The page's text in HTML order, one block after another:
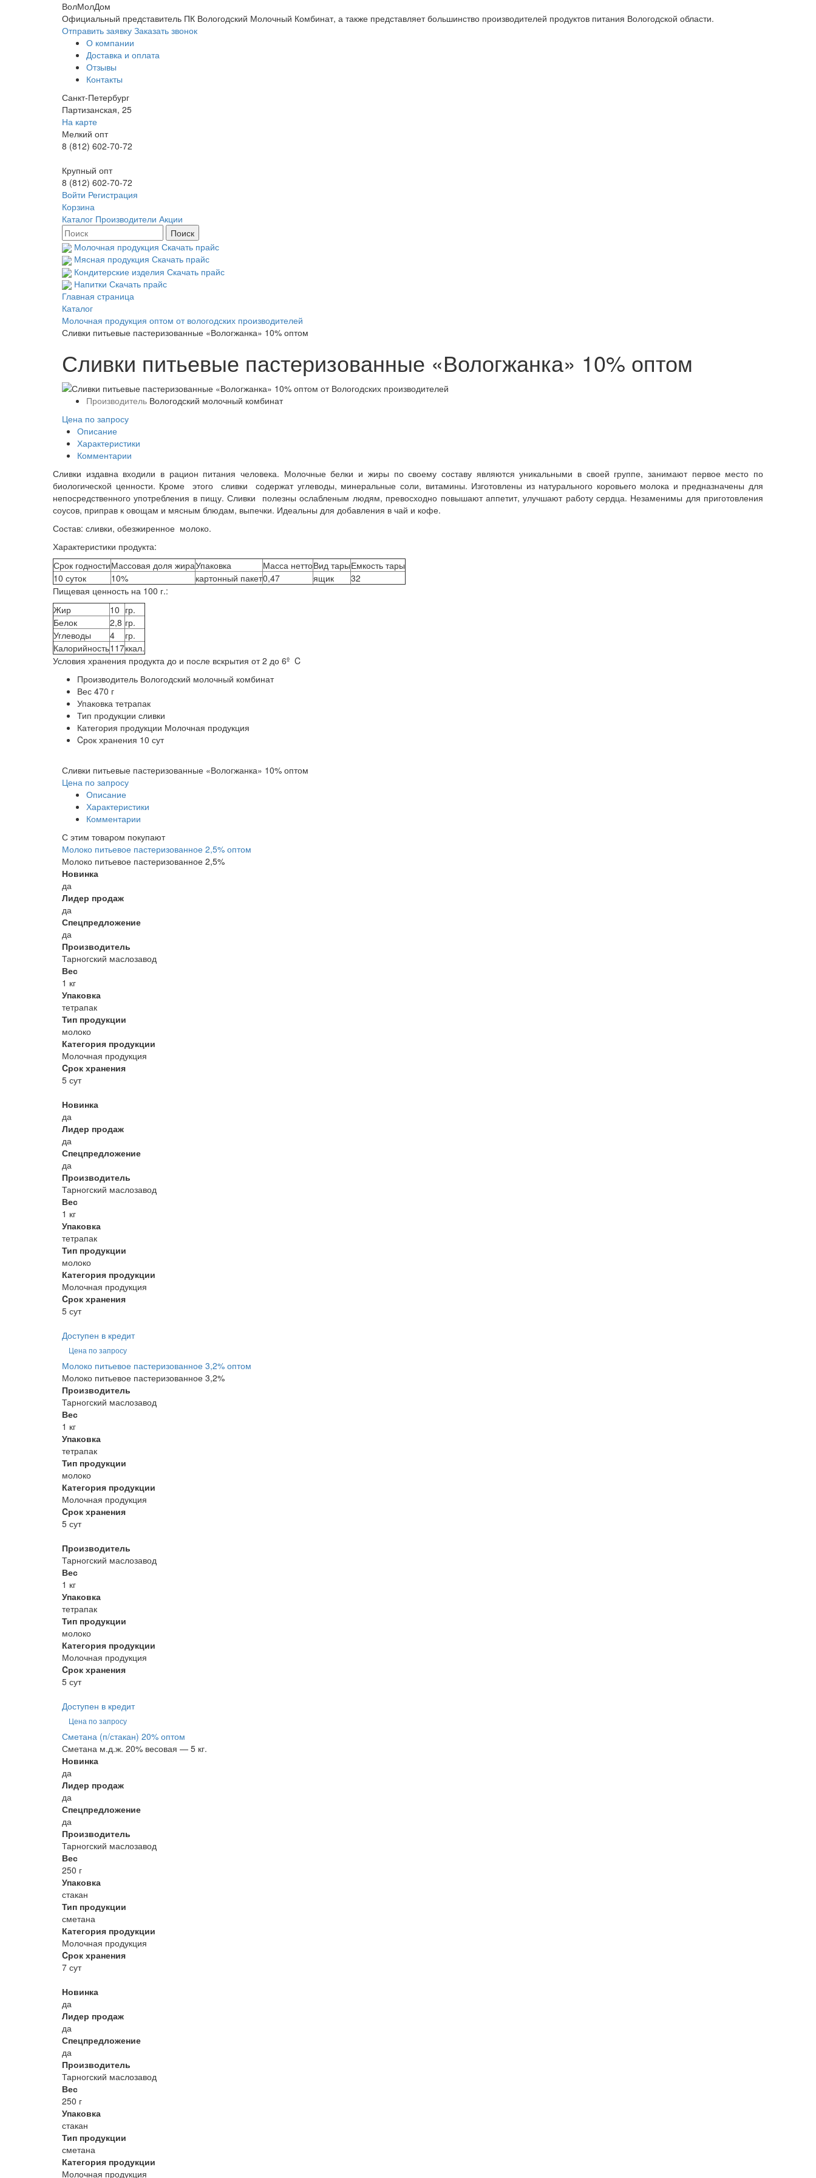
ВолМолДом
Официальный представитель ПК Вологодский Молочный Комбинат, а также представляет большинство производителей продуктов питания Вологодской области.
Отправить заявку Заказать звонок
О компании
Доставка и оплата
Отзывы
Контакты
Санкт-Петербург
Партизанская, 25
На карте
Мелкий опт
8 (812) 602-70-72
Крупный опт
8 (812) 602-70-72
Войти Регистрация
Корзина
Каталог Производители Акции
Молочная продукция Скачать прайс
Мясная продукция Скачать прайс
Кондитерские изделия Скачать прайс
Напитки Скачать прайс
Главная страница
Каталог
Молочная продукция оптом от вологодских производителей
Сливки питьевые пастеризованные «Вологжанка» 10% оптом
Сливки питьевые пастеризованные «Вологжанка» 10% оптом
Производитель Вологодский молочный комбинат
Цена по запросу
Описание
Характеристики
Комментарии
Сливки издавна входили в рацион питания человека. Молочные белки и жиры по своему составу являются уникальными в своей группе, занимают первое место по
биологической ценности. Кроме этого сливки содержат углеводы, минеральные соли, витамины. Изготовлены из натурального коровьего молока и предназначены для
непосредственного употребления в пищу. Сливки полезны ослабленым людям, превосходно повышают аппетит, улучшают работу сердца. Незаменимы для приготовления
соусов, приправ к овощам и мясным блюдам, выпечки. Идеальны для добавления в чай и кофе.
Состав: сливки, обезжиренное молоко.
Характеристики продукта:
Срок годностиМассовая доля жираУпаковка Масса неттоВид тарыЕмкость тары
10 суток
10% картонный пакет0,47 ящик
32
Пищевая ценность на 100 г.:
Жир
10 гр.
Белок
2,8 гр.
Углеводы
4
гр.
Калорийность117ккал.
Условия хранения продукта до и после вскрытия от 2 до 6º C
Производитель Вологодский молочный комбинат
Вес 470 г
Упаковка тетрапак
Тип продукции сливки
Категория продукции Молочная продукция
Cрок хранения 10 сут
Сливки питьевые пастеризованные «Вологжанка» 10% оптом
Цена по запросу
Описание
Характеристики
Комментарии
С этим товаром покупают
Молоко питьевое пастеризованное 2,5% оптом
Молоко питьевое пастеризованное 2,5%
Новинка
да
Лидер продаж
да
Спецпредложение
да
Производитель
Тарногский маслозавод
Вес
1 кг
Упаковка
тетрапак
Тип продукции
молоко
Категория продукции
Молочная продукция
Cрок хранения
5 сут
Новинка
да
Лидер продаж
да
Спецпредложение
да
Производитель
Тарногский маслозавод
Вес
1 кг
Упаковка
тетрапак
Тип продукции
молоко
Категория продукции
Молочная продукция
Cрок хранения
5 сут
Доступен в кредит
Цена по запросу
Молоко питьевое пастеризованное 3,2% оптом
Молоко питьевое пастеризованное 3,2%
Производитель
Тарногский маслозавод
Вес
1 кг
Упаковка
тетрапак
Тип продукции
молоко
Категория продукции
Молочная продукция
Cрок хранения
5 сут
Производитель
Тарногский маслозавод
Вес
1 кг
Упаковка
тетрапак
Тип продукции
молоко
Категория продукции
Молочная продукция
Cрок хранения
5 сут
Доступен в кредит
Цена по запросу
Сметана (п/стакан) 20% оптом
Сметана м.д.ж. 20% весовая — 5 кг.
Новинка
да
Лидер продаж
да
Спецпредложение
да
Производитель
Тарногский маслозавод
Вес
250 г
Упаковка
стакан
Тип продукции
сметана
Категория продукции
Молочная продукция
Cрок хранения
7 сут
Новинка
да
Лидер продаж
да
Спецпредложение
да
Производитель
Тарногский маслозавод
Вес
250 г
Упаковка
стакан
Тип продукции
сметана
Категория продукции
Молочная продукция